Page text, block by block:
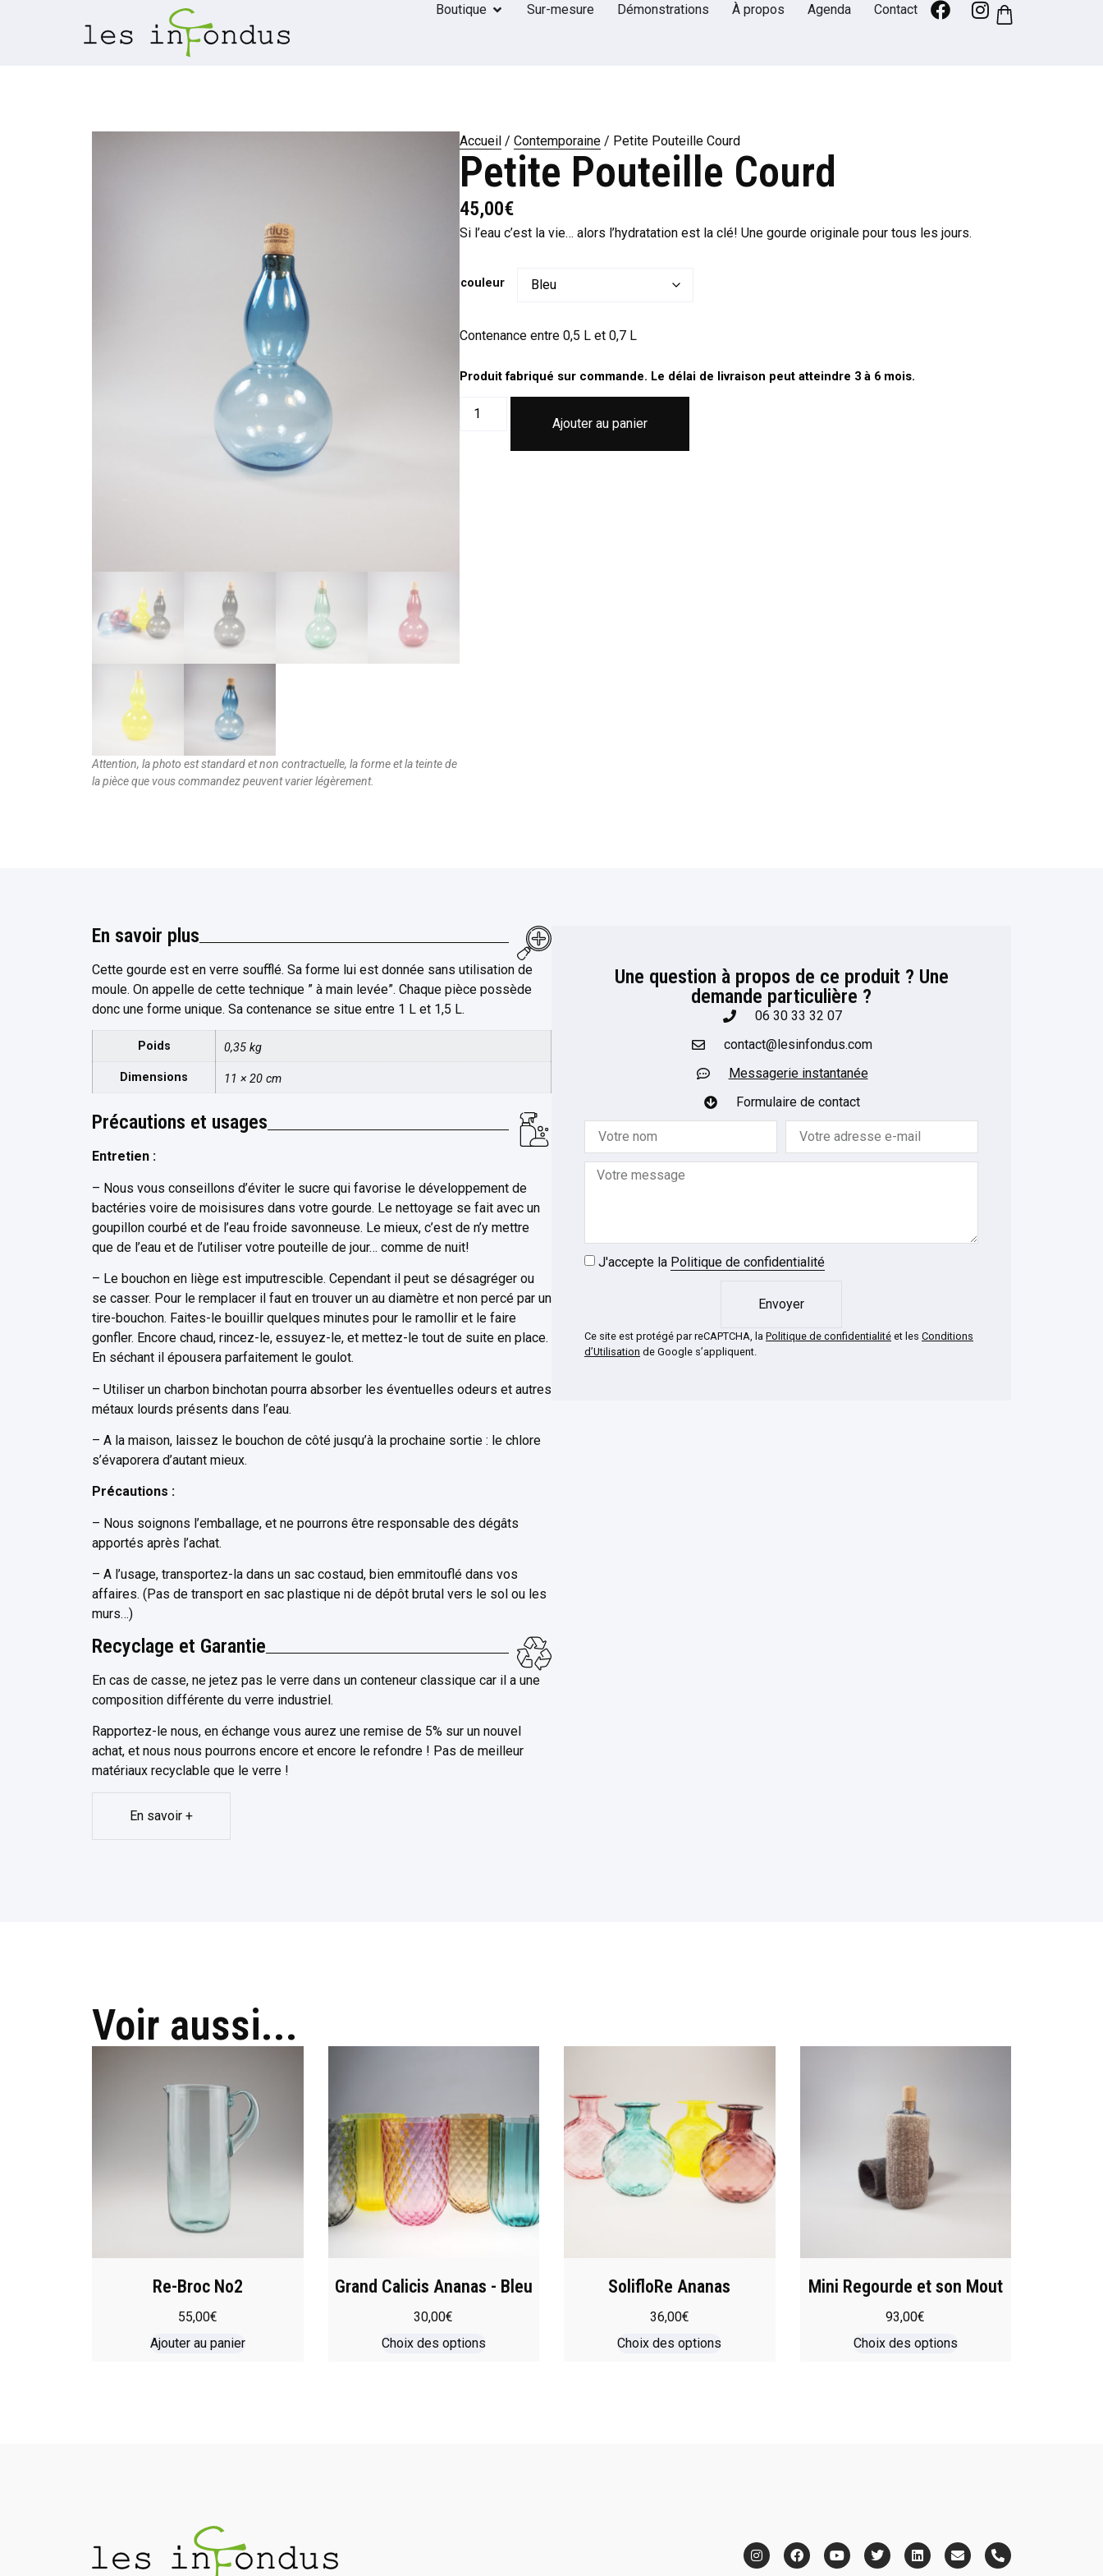
Boutique Sur-mesure Démonstrations À propos Agenda Contact
Attention, la photo est standard et non contractuelle, la forme et la teinte de
la pièce que vous commandez peuvent varier légèrement.
Accueil / Contemporaine / Petite Pouteille Courd
Petite Pouteille Courd
45,00€
Si l’eau c’est la vie… alors l’hydratation est la clé! Une gourde originale pour tous les jours.
couleur
Contenance entre 0,5 L et 0,7 L
Produit fabriqué sur commande. Le délai de livraison peut atteindre 3 à 6 mois.
Ajouter au panier
En savoir plus
Cette gourde est en verre soufflé. Sa forme lui est donnée sans utilisation de
moule. On appelle de cette technique ” à main levée”. Chaque pièce possède
donc une forme unique. Sa contenance se situe entre 1 L et 1,5 L.
Poids 0,35 kg
Dimensions 11 × 20 cm
Précautions et usages
Entretien :
– Nous vous conseillons d’éviter le sucre qui favorise le développement de
bactéries voire de moisisures dans votre gourde. Le nettoyage se fait avec un
goupillon courbé et de l’eau froide savonneuse. Le mieux, c’est de n’y mettre
que de l’eau et de l’utiliser votre pouteille de jour… comme de nuit!
– Le bouchon en liège est imputrescible. Cependant il peut se désagréger ou
se casser. Pour le remplacer il faut en trouver un au diamètre et non percé par un
tire-bouchon. Faites-le bouillir quelques minutes pour le ramollir et le faire
gonfler. Encore chaud, rincez-le, essuyez-le, et mettez-le tout de suite en place.
En séchant il épousera parfaitement le goulot.
– Utiliser un charbon binchotan pourra absorber les éventuelles odeurs et autres
métaux lourds présents dans l’eau.
– A la maison, laissez le bouchon de côté jusqu’à la prochaine sortie : le chlore
s’évaporera d’autant mieux.
Précautions :
– Nous soignons l’emballage, et ne pourrons être responsable des dégâts
apportés après l’achat.
– A l’usage, transportez-la dans un sac costaud, bien emmitouflé dans vos
affaires. (Pas de transport en sac plastique ni de dépôt brutal vers le sol ou les
murs…)
Recyclage et Garantie
En cas de casse, ne jetez pas le verre dans un conteneur classique car il a une
composition différente du verre industriel.
Rapportez-le nous, en échange vous aurez une remise de 5% sur un nouvel
achat, et nous nous pourrons encore et encore le refondre ! Pas de meilleur
matériaux recyclable que le verre !
En savoir +
Une question à propos de ce produit ? Une
demande particulière ?​
06 30 33 32 07
contact@lesinfondus.com
Messagerie instantanée
Formulaire de contact
J'accepte la Politique de confidentialité
Envoyer
Ce site est protégé par reCAPTCHA, la Politique de confidentialité et les Conditions
d’Utilisation de Google s’appliquent.
Voir aussi...
Re-Broc No2
55,00€
Ajouter au panier
Grand Calicis Ananas - Bleu
30,00€
Choix des options
SolifloRe Ananas
36,00€
Choix des options
Mini Regourde et son Mout
93,00€
Choix des options